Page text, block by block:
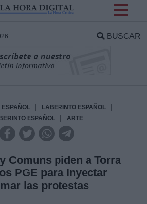
BUSCAR
ESPAÑOL LABERINTO ESPAÑOL
ESPAÑOL ARTE
Comuns piden a Torra
PGE para inyectar
las protestas